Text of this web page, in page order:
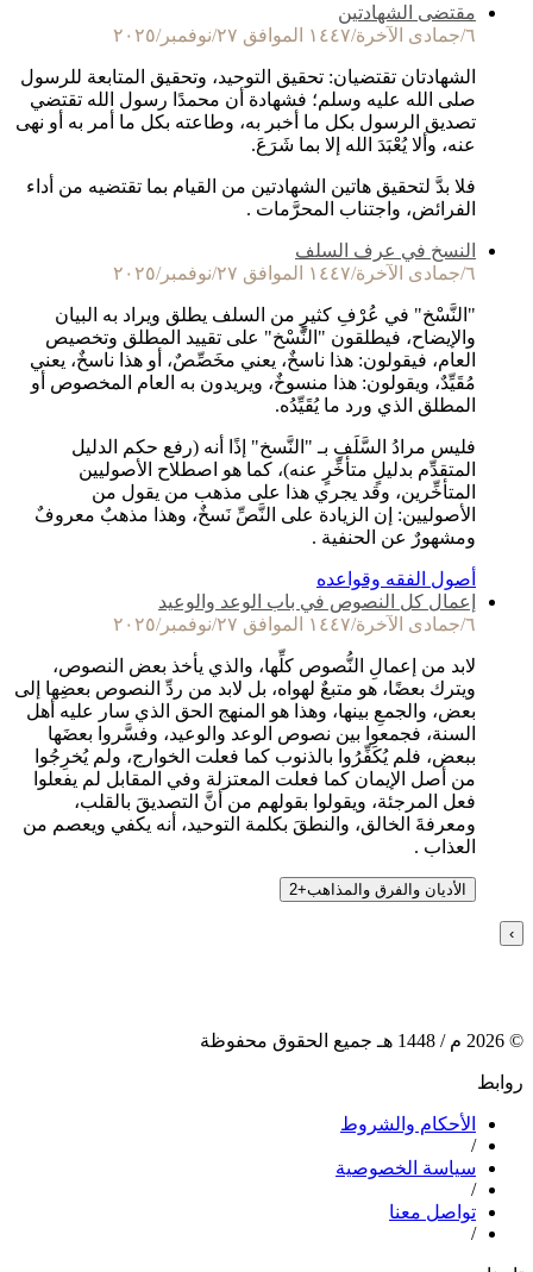
مقتضى الشهادتين
٦/جمادى الآخرة/١٤٤٧ الموافق ٢٧/نوفمبر/٢٠٢٥
الشهادتان تقتضيان: تحقيق التوحيد، وتحقيق المتابعة للرسول
صلى الله عليه وسلم؛ فشهادة أن محمدًا رسول الله تقتضي
تصديق الرسول بكل ما أخبر به، وطاعته بكل ما أمر به أو نهى
عنه، وألا يُعْبَدَ الله إلا بما شَرَعَ.
فلا بدَّ لتحقيق هاتين الشهادتين من القيام بما تقتضيه من أداء
الفرائض، واجتناب المحرَّمات .
النسخ في عرف السلف
٦/جمادى الآخرة/١٤٤٧ الموافق ٢٧/نوفمبر/٢٠٢٥
"النَّسْخ" في عُرْفِ كثيرٍ من السلف يطلق ويراد به البيان
والإيضاح، فيطلقون "النَّسْخ" على تقييد المطلق وتخصيص
العام، فيقولون: هذا ناسخٌ، يعني مخَصِّصٌ، أو هذا ناسخٌ، يعني
مُقَيِّدٌ، ويقولون: هذا منسوخٌ، ويريدون به العام المخصوص أو
المطلق الذي ورد ما يُقَيِّدُه.
فليس مرادُ السَّلَفِ بـ "النَّسخ" إذًا أنه (رفع حكم الدليل
المتقدِّم بدليلٍ متأخِّرٍ عنه)، كما هو اصطلاح الأصوليين
المتأخِّرين، وقد يجري هذا على مذهب من يقول من
الأصوليين: إن الزيادة على النَّصِّ نَسخٌ، وهذا مذهبٌ معروفٌ
ومشهورٌ عن الحنفية .
أصول الفقه وقواعده
إعمال كل النصوص في باب الوعد والوعيد
٦/جمادى الآخرة/١٤٤٧ الموافق ٢٧/نوفمبر/٢٠٢٥
لابد من إعمالِ النُّصوص كلِّها، والذي يأخذ بعض النصوص،
ويترك بعضًا، هو متبعٌ لهواه، بل لابد من ردِّ النصوص بعضِها إلى
بعض، والجمعِ بينها، وهذا هو المنهج الحق الذي سار عليه أهل
السنة، فجمعوا بين نصوص الوعد والوعيد، وفسَّروا بعضَها
ببعض، فلم يُكَفِّرُوا بالذنوب كما فعلت الخوارج، ولم يُخرِجُوا
من أصل الإيمان كما فعلت المعتزلة وفي المقابل لم يفعلوا
فعل المرجئة، ويقولوا بقولهم من أنَّ التصديقَ بالقلب،
ومعرفةَ الخالق، والنطقَ بكلمة التوحيد، أنه يكفي ويعصم من
العذاب .
الأديان والفرق والمذاهب+
2
›
©
2026 م / 1448 هـ جميع الحقوق محفوظة
روابط
الأحكام والشروط
/
سياسة الخصوصية
/
تواصل معنا
/